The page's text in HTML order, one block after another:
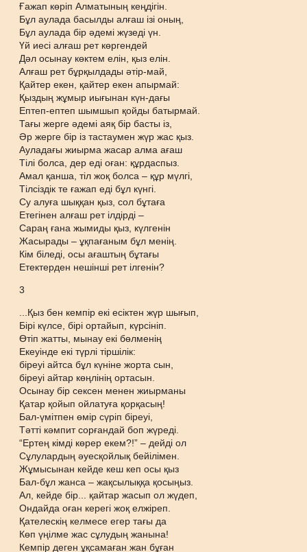
Ғажап көріп Алматының кеңдігін.
Бұл аулада басылды алғаш ізі оның,
Бұл аулада бір әдемі жүзеді үн.
Үй иесі алғаш рет көргендей
Дәл осынау көктем елін, қыз елін.
Алғаш рет бұрқылдады әтір-май,
Қайтер екен, қайтер екен апырмай:
Қыздың жұмыр иығынан күн-дағы
Ептеп-ептеп шымшып қойды батырмай.
Тағы жерге әдемі аяқ бір басты із,
Әр жерге бір із тастаумен жүр жас қыз.
Ауладағы жиырма жасар алма ағаш
Тілі болса, дер еді оған: құрдаспыз.
Амал қанша, тіл жоқ болса – құр мүлгі,
Тілсіздік те ғажап еді бұл күнгі.
Су алуға шыққан қыз, сол бұтаға
Етегінен алғаш рет ілдірді –
Сараң ғана жымиды қыз, күлгенін
Жасырады – ұқпағаным бұл менің.
Кім біледі, осы ағаштың бұтағы
Етектерден нешінші рет ілгенін?
3
...Қыз бен кемпір екі есіктен жүр шығып,
Бірі күлсе, бірі ортайып, күрсініп.
Өтіп жатты, мынау екі бөлменің
Екеуінде екі түрлі тіршілік:
біреуі айтса бұл күніне жорта сын,
біреуі айтар көңлінің ортасын.
Осынау бір сексен менен жиырманы
Қатар қойып ойлатуға қорқасың!
Бал-үмітпен өмір сүріп біреуі,
Тәтті кәмпит сорғандай боп жүреді.
“Ертең кімді көрер екем?!” – дейді ол
Сұлулардың әуесқойлық бейілімен.
Жұмысынан кейде кеш кеп осы қыз
Бал-бұл жанса – жақсылыққа қосыңыз.
Ал, кейде бір... қайтар жасып ол жүдеп,
Ондайда оған керегі жоқ елжіреп.
Қателескің келмесе егер тағы да
Көп үңілме жас сұлудың жанына!
Кемпір деген ұқсамаған жан бұған